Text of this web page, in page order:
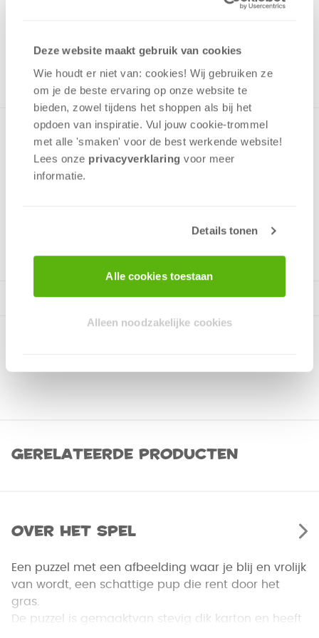
Deze website maakt gebruik van cookies
Wie houdt er niet van: cookies! Wij gebruiken ze
om je de beste ervaring op onze website te
bieden, zowel tijdens het shoppen als bij het
opdoen van inspiratie. Vul jouw cookie-trommel
met alle 'smaken' voor de best werkende website​!
Lees onze privacyverklaring voor meer
informatie.
Details tonen
Alle cookies toestaan
Alleen noodzakelijke cookies
UIT HET ASSORTIMENT
Een puzzel met een afbeelding waar je blij en vrolijk van
wordt, een schattige pup die rent door het gras.De puzzel is
gemaaktvan stevig dik karton en heeft 100 stukjes die
perfect passen.
Gerelateerde producten
Over het spel
Een puzzel met een afbeelding waar je blij en vrolijk
van wordt, een schattige pup die rent door het
gras.
De puzzel is gemaaktvan stevig dik karton en heeft